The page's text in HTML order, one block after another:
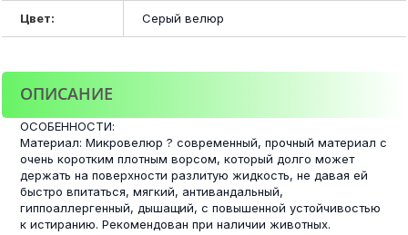
Цвет: Серый велюр
ОПИСАНИЕ
ОСОБЕННОСТИ:
Материал: Микровелюр ? современный, прочный материал с
очень коротким плотным ворсом, который долго может
держать на поверхности разлитую жидкость, не давая ей
быстро впитаться, мягкий, антивандальный,
гиппоаллергенный, дышащий, с повышенной устойчивостью
к истиранию. Рекомендован при наличии животных.